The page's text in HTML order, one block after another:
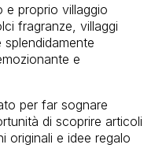
e proprio villaggio
fragranze, villaggi
e
per far sognare
di scoprire articoli
originali e idee regalo